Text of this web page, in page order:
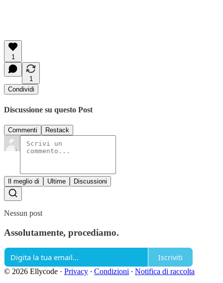
1
1
Condividi
Discussione su questo Post
Commenti Restack
Il meglio di Ultime Discussioni
Nessun post
Assolutamente, procediamo.
Iscriviti
© 2026 Ellycode · Privacy ∙ Condizioni ∙ Notifica di raccolta